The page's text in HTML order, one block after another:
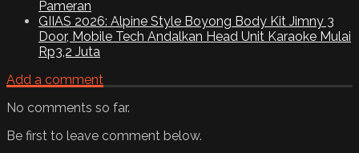
Pameran
GIIAS 2026: Alpine Style Boyong Body Kit Jimny 3
Door, Mobile Tech Andalkan Head Unit Karaoke Mulai
Rp3,2 Juta
Add a comment
No comments so far.
Be first to leave comment below.